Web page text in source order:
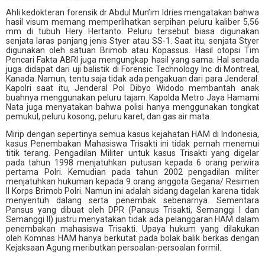
Ahli kedokteran forensik dr Abdul Mun’im Idries mengatakan bahwa
hasil visum memang memperlihatkan serpihan peluru kaliber 5,56
mm di tubuh Hery Hertanto. Peluru tersebut biasa digunakan
senjata laras panjang jenis Styer atau SS-1. Saat itu, senjata Styer
digunakan oleh satuan Brimob atau Kopassus. Hasil otopsi Tim
Pencari Fakta ABRI juga mengungkap hasil yang sama. Hal senada
juga didapat dari uji balistik di Forensic Technology Inc di Montreal,
Kanada. Namun, tentu saja tidak ada pengakuan dari para Jenderal.
Kapolri saat itu, Jenderal Pol Dibyo Widodo membantah anak
buahnya menggunakan peluru tajam. Kapolda Metro Jaya Hamami
Nata juga menyatakan bahwa polisi hanya menggunakan tongkat
pemukul, peluru kosong, peluru karet, dan gas air mata.
Mirip dengan sepertinya semua kasus kejahatan HAM di Indonesia,
kasus Penembakan Mahasiswa Trisakti ini tidak pernah menemui
titik terang. Pengadilan Militer untuk kasus Trisakti yang digelar
pada tahun 1998 menjatuhkan putusan kepada 6 orang perwira
pertama Polri. Kemudian pada tahun 2002 pengadilan militer
menjatuhkan hukuman kepada 9 orang anggota Gegana/ Resimen
II Korps Brimob Polri. Namun ini adalah sidang dagelan karena tidak
menyentuh dalang serta penembak sebenarnya. Sementara
Pansus yang dibuat oleh DPR (Pansus Trisakti, Semanggi I dan
Semanggi II) justru menyatakan tidak ada pelanggaran HAM dalam
penembakan mahasiswa Trisakti. Upaya hukum yang dilakukan
oleh Komnas HAM hanya berkutat pada bolak balik berkas dengan
Kejaksaan Agung meributkan persoalan-persoalan formil.